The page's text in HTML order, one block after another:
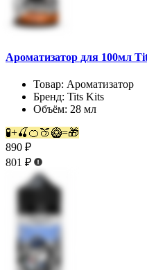
Ароматизатор для 100мл
Товар: Ароматизатор
Бренд: Tits Kits
Объём: 28 мл
🧪+🍒🍊🍑🥝=🎁
890 ₽
801 ₽